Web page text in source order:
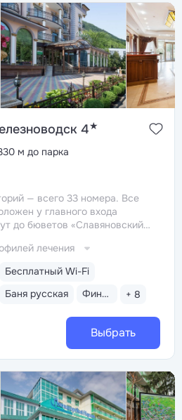
4★
м до парка
— всего 33 номера. Все
у главного входа
до бюветов «Славяновский»
балконы во всех номерах
парк, курортную зону
водой «Славяновская»
Бесплатный Wi-Fi
Баня русская Финская сауна + 8
лечения
Выбрать